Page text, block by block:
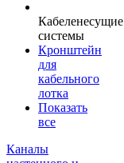
Кабеленесущие
системы
Кронштейн
для
кабельного
лотка
Показать
все
Каналы